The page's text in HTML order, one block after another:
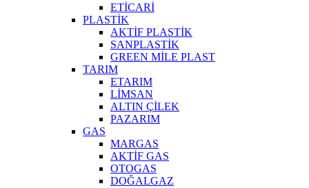
ETİCARİ
PLASTİK
AKTİF PLASTİK
SANPLASTİK
GREEN MİLE PLAST
TARIM
ETARIM
LİMSAN
ALTIN ÇİLEK
PAZARIM
GAS
MARGAS
AKTİF GAS
OTOGAS
DOĞALGAZ